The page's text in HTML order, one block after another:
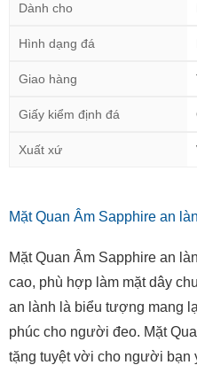
Dành cho
Hình dạng đá
Giao hàng
Giấy kiểm định đá
Xuất xứ
Mặt Quan Âm Sapphire an
Mặt Quan Âm Sapphire an
cao, phù hợp làm mặt dây
an lành là biểu tượng mang
phúc cho người đeo. Mặt
tặng tuyệt vời cho người bạn